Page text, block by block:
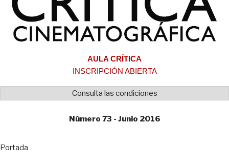
AULA CRÍTICA
INSCRIPCIÓN ABIERTA
Consulta las condiciones
Número 73 - Junio 2016
Portada